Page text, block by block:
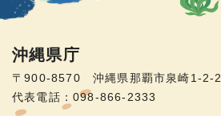
沖縄県庁
〒900-8570 沖縄県那覇市泉崎1-2-2
代表電話：098-866-2333